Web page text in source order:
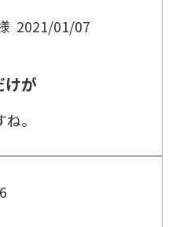
2021/01/07
けが
。